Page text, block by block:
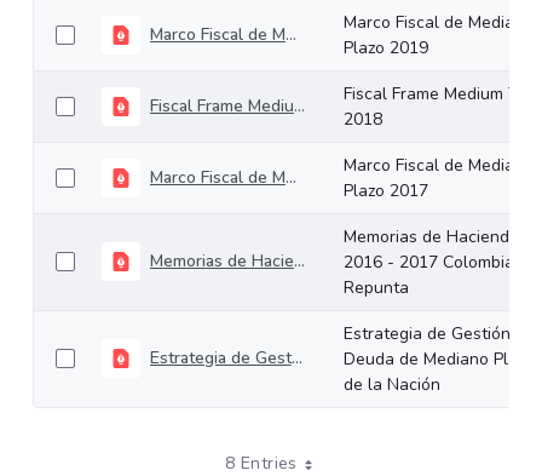
Marco Fiscal de Mediano Plazo 2019
Marco Fiscal de Mediano
Plazo 2019
Fiscal Frame Medium Term 2018
Fiscal Frame Medium
2018
Marco Fiscal de Mediano Plazo 2017
Marco Fiscal de Mediano
Plazo 2017
Memorias de Hacienda 2016 - 2017 Colombia Repunta
Memorias de Hacienda
2016 - 2017 Colombia
Repunta
Estrategia de Gestión de Deuda de Mediano Plazo de la Nación
Estrategia de Gestión de
Deuda de Mediano Plazo
de la Nación
8 Entries